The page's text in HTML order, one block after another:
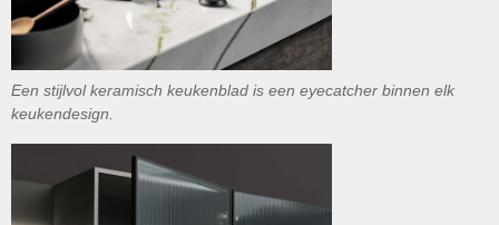
Een stijlvol keramisch keukenblad is een eyecatcher binnen elk
keukendesign.